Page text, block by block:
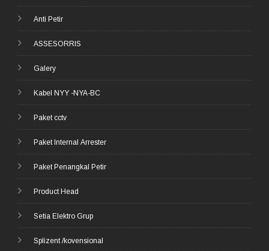
Anti Petir
ASSESORRIS
Galery
Kabel NYY -NYA-BC
Paket cctv
Paket Internal Arrester
Paket Penangkal Petir
Product Head
Setia Elektro Grup
Splizent /kovensional